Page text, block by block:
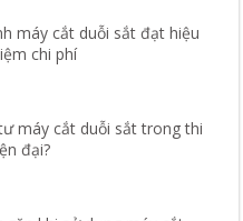
máy cắt duỗi sắt đạt hiệu
chi phí
máy cắt duỗi sắt trong thi
đại?